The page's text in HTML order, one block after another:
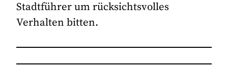
Stadtführer um rücksichtsvolles
Verhalten bitten.